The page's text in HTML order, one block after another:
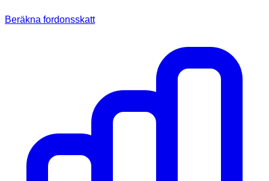
Beräkna fordonsskatt